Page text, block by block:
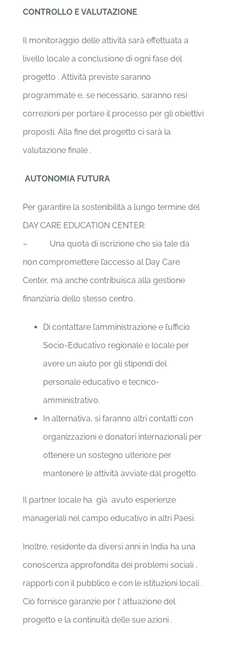
CONTROLLO E VALUTAZIONE
Il monitoraggio delle attività sarà effettuata a
livello locale a conclusione di ogni fase del
progetto . Attività previste saranno
programmate e, se necessario, saranno resi
correzioni per portare il processo per gli obiettivi
proposti. Alla fine del progetto ci sarà la
valutazione finale .
AUTONOMIA FUTURA
Per garantire la sostenibilità a lungo termine del
DAY CARE EDUCATION CENTER:
– Una quota di iscrizione che sia tale da
non compromettere l’accesso al Day Care
Center, ma anche contribuisca alla gestione
finanziaria dello stesso centro.
Di contattare l’amministrazione e l’ufficio
Socio-Educativo regionale e locale per
avere un aiuto per gli stipendi del
personale educativo e tecnico-
amministrativo.
In alternativa, si faranno altri contatti con
organizzazioni e donatori internazionali per
ottenere un sostegno ulteriore per
mantenere le attività avviate dal progetto.
Il partner locale ha già avuto esperienze
manageriali nel campo educativo in altri Paesi.
Inoltre, residente da diversi anni in India ha una
conoscenza approfondita dei problemi sociali ,
rapporti con il pubblico e con le istituzioni locali .
Ciò fornisce garanzie per l’ attuazione del
progetto e la continuità delle sue azioni .